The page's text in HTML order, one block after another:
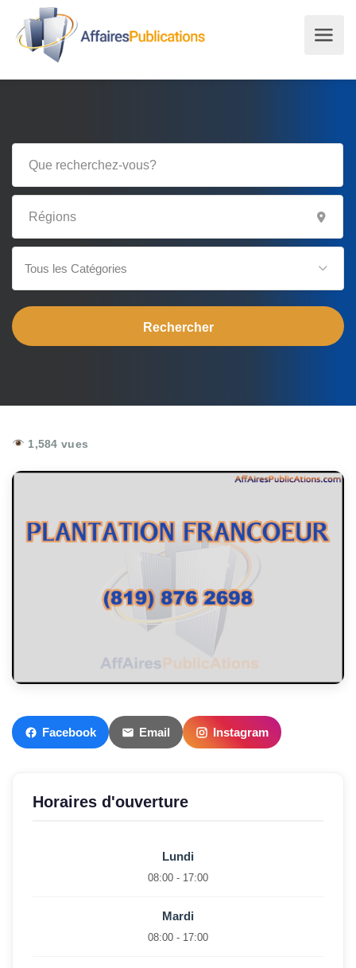
Tous les Catégories
1,584 vues
Facebook Email Instagram
Horaires d'ouverture
Lundi
08:00 - 17:00
Mardi
08:00 - 17:00